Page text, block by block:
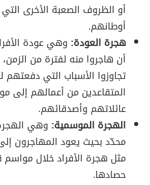
أو الظروف الصعبة الأخرى
أوطانهم.
هجرة العودة: وهي عودة
أن هاجروا منه لفترة من
تجاوزوا الأسباب التي دفعتهم
المتقاعدين من أعمالهم إلى
عائلاتهم وأصدقائهم.
الهجرة الموسمية: وهي
محدّد بحيث يعود المهاجرون
مثل هجرة الأفراد خلال
حصادها.